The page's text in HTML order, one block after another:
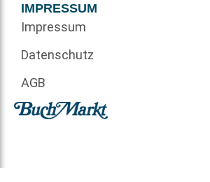
IMPRESSUM
Impressum
Datenschutz
AGB